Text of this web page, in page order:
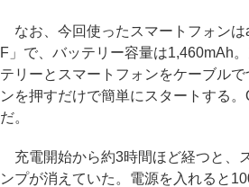
なお、今回使ったスマートフォンは
F」で、バッテリー容量は1,460mAh
テリーとスマートフォンをケーブル
ンを押すだけで簡単にスタートする
だ。
充電開始から約3時間ほど経つと、
ンプが消えていた。電源を入れると